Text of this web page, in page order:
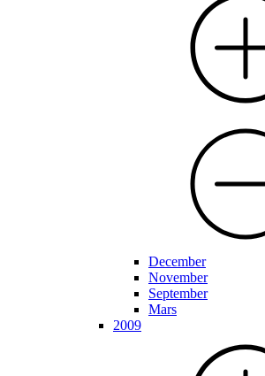
December
November
September
Mars
2009